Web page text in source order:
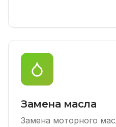
Замена масла
Замена моторного